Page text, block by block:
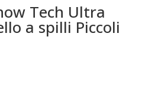
Tech Ultra
a spilli Piccoli